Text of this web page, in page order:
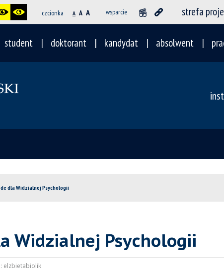
czcionka A A A wsparcie strefa
student doktorant kandydat absolwent
dla Widzialnej Psychologii
Widzialnej Psychologii
elzbietabiolik